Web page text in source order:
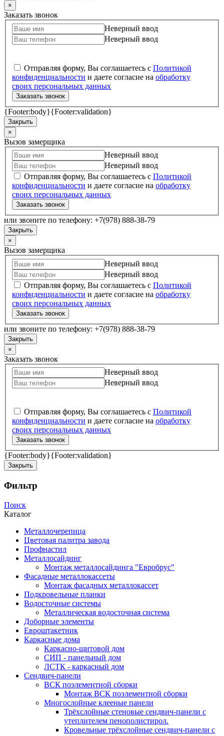
×
Заказать звонок
Неверный ввод
Неверный ввод
Отправляя форму, Вы соглашаетесь с Политикой
конфиденциальности и даете согласие на обработку
своих персональных данных
Заказать звонок
{Footer:body}{Footer:validation}
Закрыть
×
Вызов замерщика
Неверный ввод
Неверный ввод
Отправляя форму, Вы соглашаетесь с Политикой
конфиденциальности и даете согласие на обработку
своих персональных данных
Заказать звонок
или звоните по телефону: +7(978) 888-38-79
Закрыть
×
Вызов замерщика
Неверный ввод
Неверный ввод
Отправляя форму, Вы соглашаетесь с Политикой
конфиденциальности и даете согласие на обработку
своих персональных данных
Заказать звонок
или звоните по телефону: +7(978) 888-38-79
Закрыть
×
Заказать звонок
Неверный ввод
Неверный ввод
Отправляя форму, Вы соглашаетесь с Политикой
конфиденциальности и даете согласие на обработку
своих персональных данных
Заказать звонок
{Footer:body}{Footer:validation}
Закрыть
Фильтр
Поиск
Каталог
Металлочерепица
Цветовая палитра завода
Профнастил
Металлосайдинг
Монтаж металлосайдинга "Евробрус"
Фасадные металлокассеты
Монтаж фасадных металлокассет
Подкровельные планки
Водосточные системы
Металлическая водосточная система
Доборные элементы
Евроштакетник
Каркасные дома
Каркасно-щитовой дом
СИП - панельный дом
ЛСТК - каркасный дом
Сендвич-панели
ВСК поэлементной сборки
Монтаж ВСК поэлементной сборки
Многослойные клееные панели
Трёхслойные стеновые сендвич-панели с
утеплителем пенополистирол.
Кровельные трёхслойные сендвич-панели с